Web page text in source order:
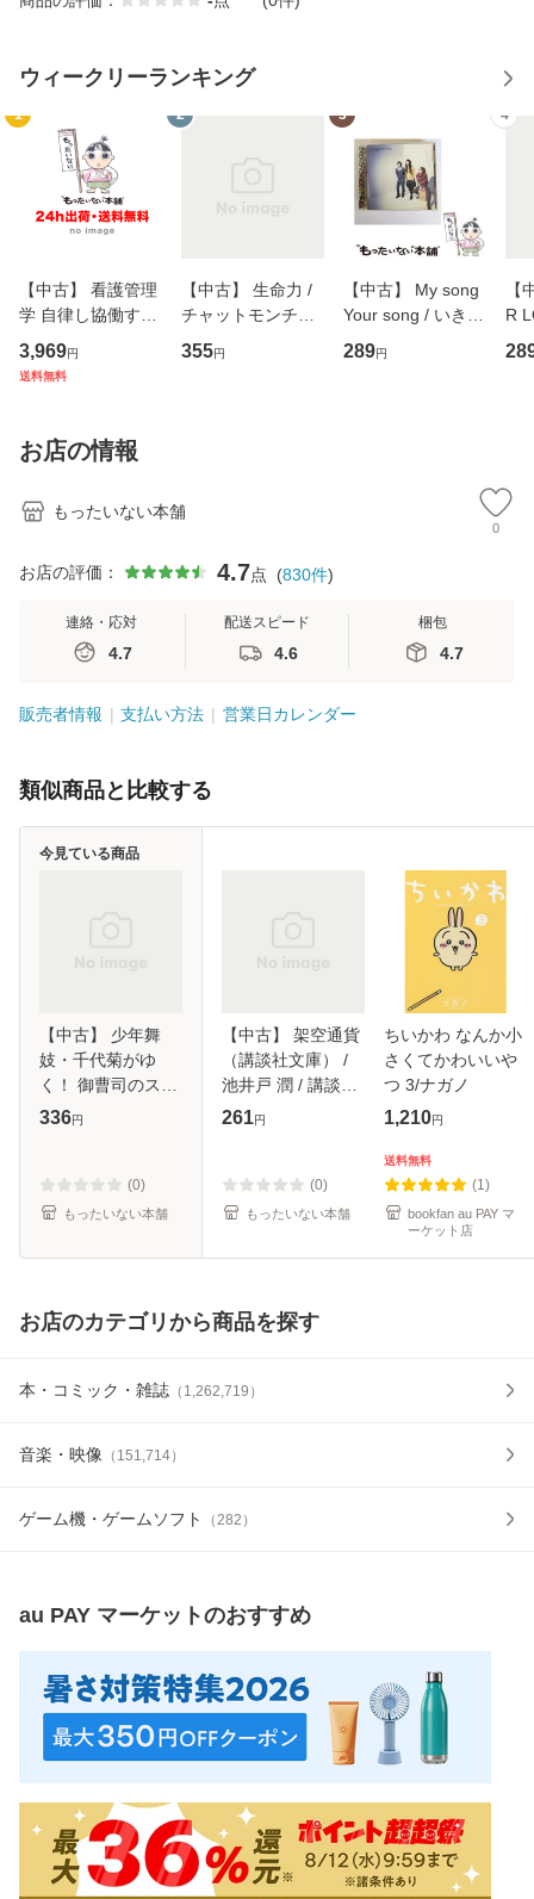
ウィークリーランキング
1
【中古】 看護管理
学 自律し協働する
専門職の看護マネ
ジメントスキル 改
恵 藤本幸三 / 南江
堂 [単行
3,969円
送料無料
2
【中古】 生命力 /
チャットモンチー /
キューンレコード
[CD]【メール便送
355円
3
【中古】 My song
Your song / いきも
のがかり / [CD]
【メール便送料無
289円
4
【
R
産
お店の情報
もったいない本舗
0
お店の評価： 4.7点 (830件)
連絡・応対
4.7
配送スピード
4.6
梱包
4.7
販売者情報 支払い方法 営業日カレンダー
類似商品と比較する
【中古】 少年舞
妓・千代菊がゆ
く！ 御曹司のスキ
ャンダル （コバル
庫]【メール便送料
無料】
336円
(0)
もったいない本舗
今見ている商品
【中古】 架空通貨
（講談社文庫） /
池井戸 潤 / 講談社
[文庫]【メール便送
261円
(0)
もったいない本舗
ちいかわ なんか小
さくてかわいいや
つ 3/ナガノ
1,210円
送料無料
(1)
bookfan au PAY マ
ーケット店
お店のカテゴリから商品を探す
本・コミック・雑誌 （ 1,262,719 ）
音楽・映像 （ 151,714）
ゲーム機・ゲームソフト （282 ）
au PAY マーケットのおすすめ